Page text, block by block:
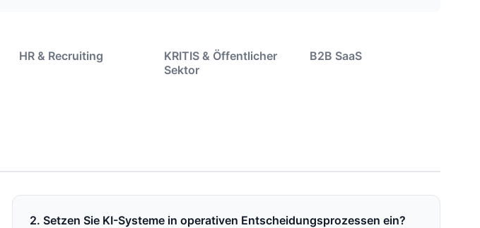
HR & Recruiting
KRITIS & Öffentlicher
Sektor
B2B SaaS
2. Setzen Sie KI-Systeme in operativen Entscheidungsprozessen ein?